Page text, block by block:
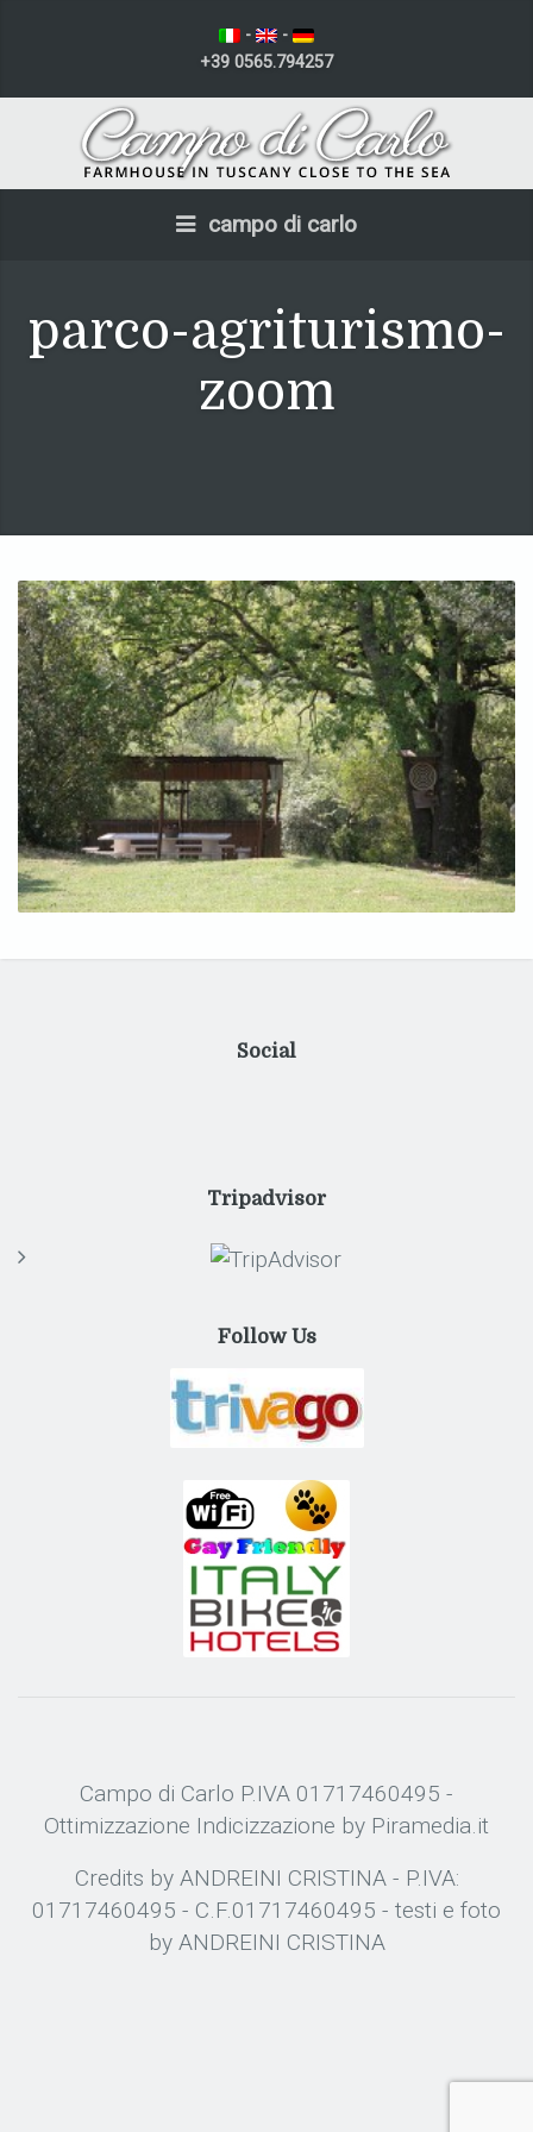
-
-
+39 0565.794257
campo di carlo
parco-agriturismo-
zoom
Social
Tripadvisor
Follow Us
Campo di Carlo P.IVA 01717460495 -
Ottimizzazione Indicizzazione by Piramedia.it
Credits by ANDREINI CRISTINA - P.IVA:
01717460495 - C.F.01717460495 - testi e foto
by ANDREINI CRISTINA